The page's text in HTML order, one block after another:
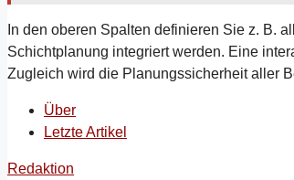
In den oberen Spalten definieren Sie z. B.
Schichtplanung integriert werden. Eine
Zugleich wird die Planungssicherheit aller
Über
Letzte Artikel
Redaktion